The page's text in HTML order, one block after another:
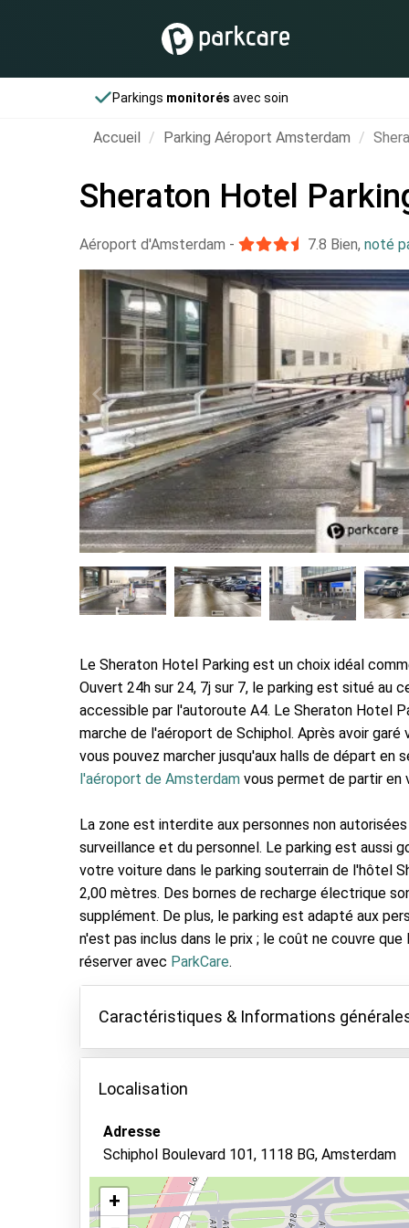
Parkings monitorés avec soin
Accueil Parking Aéroport Amsterdam
Sheraton Hotel
Aéroport d'Amsterdam - 7.8 Bien, noté
Le Sheraton Hotel Parking est un choix idéal
Ouvert 24h sur 24, 7j sur 7, le parking est situé
accessible par l'autoroute A4. Le Sheraton Hotel
marche de l'aéroport de Schiphol. Après avoir
vous pouvez marcher jusqu'aux halls de départ en
l'aéroport de Amsterdam vous permet de partir en
La zone est interdite aux personnes non
surveillance et du personnel. Le parking est aussi
votre voiture dans le parking souterrain de l'hôtel
2,00 mètres. Des bornes de recharge électrique
supplément. De plus, le parking est adapté aux
n'est pas inclus dans le prix ; le coût ne couvre
réserver avec ParkCare.
Caractéristiques & Informations
Caractéristiques
Parking couvert
Gardez vos clés
Asphalte ou pavé
Vidéosurveillance
Accès aux personnes handicapées
Localisation
Adresse
Schiphol Boulevard 101, 1118 BG, Amsterdam
+